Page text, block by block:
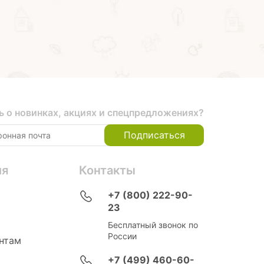
о новинках, акциях и спецпредложениях?
Подписаться
Контакты
+7 (800) 222-90-
23
Бесплатный звонок по
России
+7 (499) 460-60-